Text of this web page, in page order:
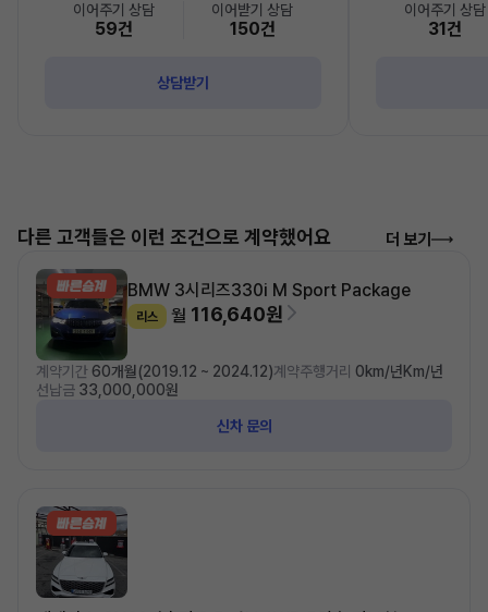
이어주기 상담
59건
이어받기 상담
150건
상담받기
이어주기 상담
31건
다른 고객들은 이런 조건으로 계약했어요 더 보기
BMW 3시리즈330i M Sport Package
리스 월 116,640원
계약기간 60개월(2019.12 ~ 2024.12)계약주행거리 0km/년Km/년
선납금 33,000,000원
신차 문의